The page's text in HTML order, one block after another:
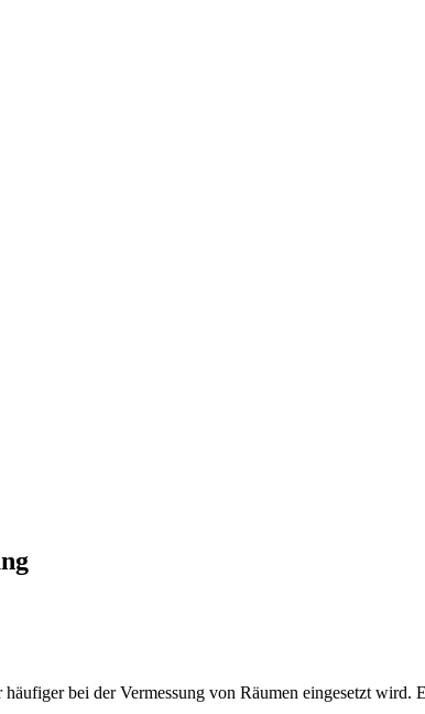
bei der Vermessung von Räumen eingesetzt wird.